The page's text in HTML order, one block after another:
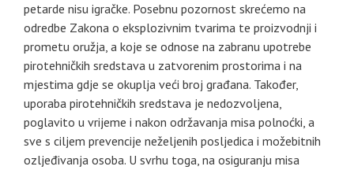
petarde nisu igračke. Posebnu pozornost skrećemo na
odredbe Zakona o eksplozivnim tvarima te proizvodnji i
prometu oružja, a koje se odnose na zabranu upotrebe
pirotehničkih sredstava u zatvorenim prostorima i na
mjestima gdje se okuplja veći broj građana. Također,
uporaba pirotehničkih sredstava je nedozvoljena,
poglavito u vrijeme i nakon održavanja misa polnoćki, a
sve s ciljem prevencije neželjenih posljedica i možebitnih
ozljeđivanja osoba. U svrhu toga, na osiguranju misa